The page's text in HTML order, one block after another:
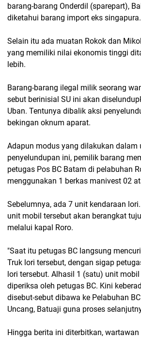
barang-barang Onderdil (sparepart),
diketahui barang import eks singapura.
Selain itu ada muatan Rokok dan
yang memiliki nilai ekonomis tinggi
lebih.
Barang-barang ilegal milik seorang
sebut berinisial SU ini akan
Uban. Tentunya dibalik aksi
bekingan oknum aparat.
Adapun modus yang dilakukan dalam
penyelundupan ini, pemilik barang
petugas Pos BC Batam di pelabuhan
menggunakan 1 berkas manivest 02
Sebelumnya, ada 7 unit kendaraan
unit mobil tersebut akan berangkat
melalui kapal Roro.
"Saat itu petugas BC langsung
Truk lori tersebut, dengan sigap
lori tersebut. Alhasil 1 (satu) unit
diperiksa oleh petugas BC. Kini
disebut-sebut dibawa ke Pelabuhan
Uncang, Batuaji guna proses
Hingga berita ini diterbitkan,